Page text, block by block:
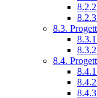
8.3.
8.4.